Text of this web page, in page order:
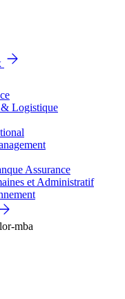
Logistique
Assurance
et Administratif